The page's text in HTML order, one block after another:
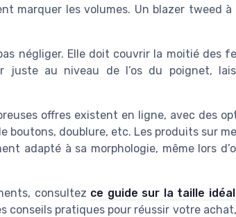
marquer les volumes. Un blazer tweed à
négliger. Elle doit couvrir la moitié des
juste au niveau de l’os du poignet,
offres existent en ligne, avec des
boutons, doublure, etc. Les produits sur
adapté à sa morphologie, même lors
consultez ce guide sur la taille
conseils pratiques pour réussir votre